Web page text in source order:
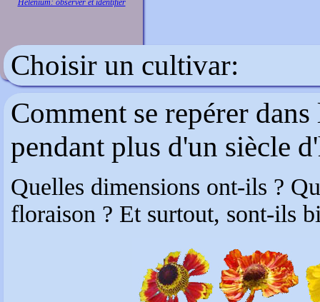
Helenium: observer et identifier
Choisir un cultivar:
Comment se repérer
pendant plus d'un siècle
Quelles dimensions ont-ils ?
floraison ? Et surtout, sont-ils